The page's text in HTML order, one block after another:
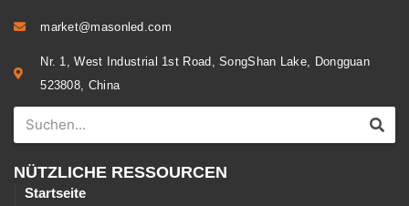
market@masonled.com
Nr. 1, West Industrial 1st Road, SongShan Lake, Dongguan
523808, China
NÜTZLICHE RESSOURCEN
Startseite